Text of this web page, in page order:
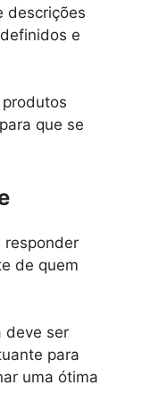
descrições
e
que se
responder
de quem
deve ser
para
uma ótima